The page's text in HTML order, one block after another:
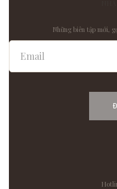
Những biên tập mới,